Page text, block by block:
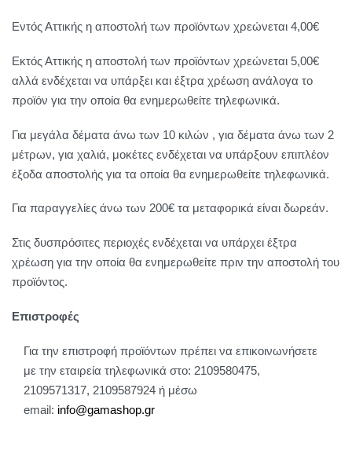
Εντός Αττικής η αποστολή των προϊόντων χρεώνεται 4,00€
Εκτός Αττικής η αποστολή των προϊόντων χρεώνεται 5,00€
αλλά ενδέχεται να υπάρξει και έξτρα χρέωση ανάλογα το
προϊόν για την οποία θα ενημερωθείτε τηλεφωνικά.
Για μεγάλα δέματα άνω των 10 κιλών , για δέματα άνω των 2
μέτρων, για χαλιά, μοκέτες ενδέχεται να υπάρξουν επιπλέον
έξοδα αποστολής για τα οποία θα ενημερωθείτε τηλεφωνικά.
Για παραγγελίες άνω των 200€ τα μεταφορικά είναι δωρεάν.
Στις δυσπρόσιτες περιοχές ενδέχεται να υπάρχει έξτρα
χρέωση για την οποία θα ενημερωθείτε πριν την αποστολή του
προϊόντος.
Επιστροφές
Για την επιστροφή προϊόντων πρέπει να επικοινωνήσετε
με την εταιρεία τηλεφωνικά στο: 2109580475,
2109571317, 2109587924 ή μέσω
email: info@gamashop.gr